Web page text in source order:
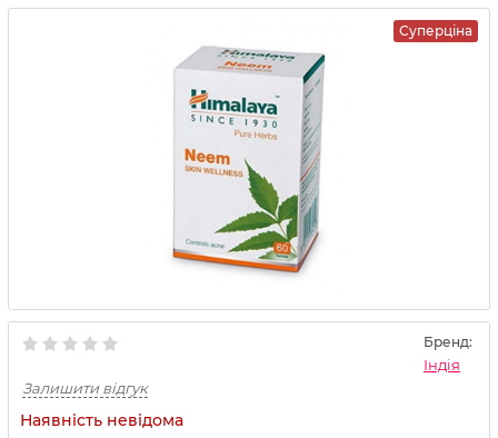
Суперціна
Бренд:
Індія
Залишити відгук
Наявність невідома